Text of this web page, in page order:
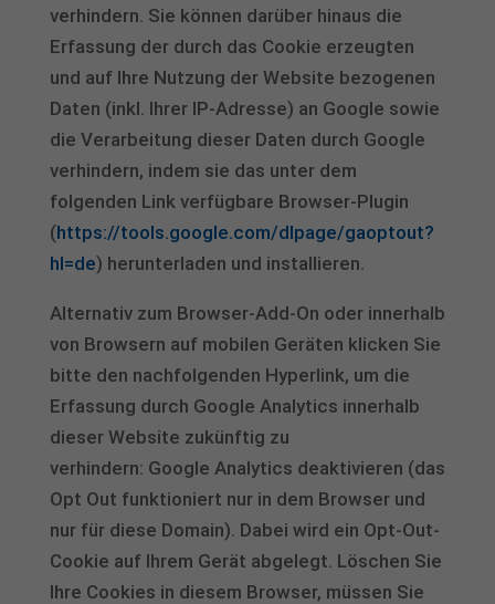
verhindern. Sie können darüber hinaus die
Erfassung der durch das Cookie erzeugten
und auf Ihre Nutzung der Website bezogenen
Daten (inkl. Ihrer IP-Adresse) an Google sowie
die Verarbeitung dieser Daten durch Google
verhindern, indem sie das unter dem
folgenden Link verfügbare Browser-Plugin
(https://tools.google.com/dlpage/gaoptout?
hl=de) herunterladen und installieren.
Alternativ zum Browser-Add-On oder innerhalb
von Browsern auf mobilen Geräten klicken Sie
bitte den nachfolgenden Hyperlink, um die
Erfassung durch Google Analytics innerhalb
dieser Website zukünftig zu
verhindern: Google Analytics deaktivieren (das
Opt Out funktioniert nur in dem Browser und
nur für diese Domain). Dabei wird ein Opt-Out-
Cookie auf Ihrem Gerät abgelegt. Löschen Sie
Ihre Cookies in diesem Browser, müssen Sie